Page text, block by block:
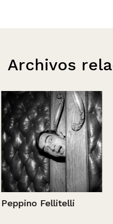
Archivos
Peppino Fellitelli